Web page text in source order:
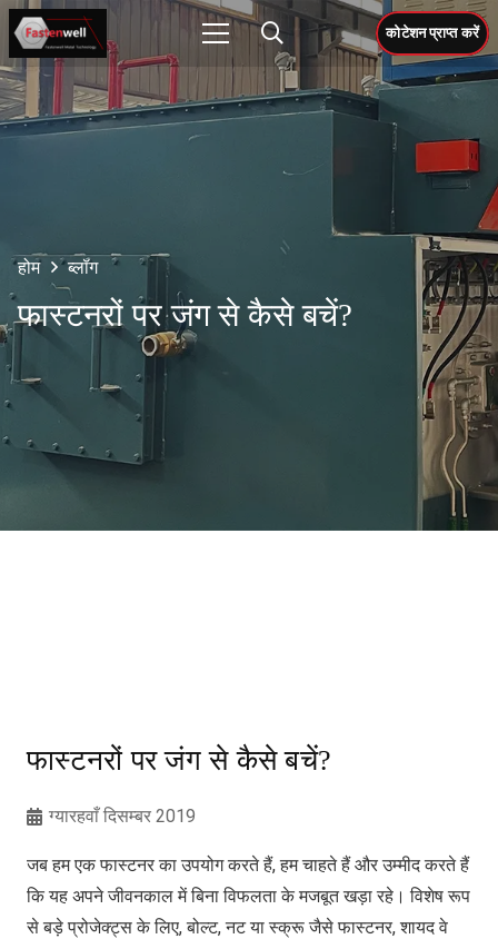
कोटेशन प्राप्त करें
होम ब्लॉग
फास्टनरों पर जंग से कैसे बचें?
फास्टनरों पर जंग से कैसे बचें?
ग्यारहवाँ दिसम्बर 2019
जब हम एक फास्टनर का उपयोग करते हैं, हम चाहते हैं और उम्मीद करते हैं
कि यह अपने जीवनकाल में बिना विफलता के मजबूत खड़ा रहे। विशेष रूप
से बड़े प्रोजेक्ट्स के लिए, बोल्ट, नट या स्क्रू जैसे फास्टनर, शायद वे